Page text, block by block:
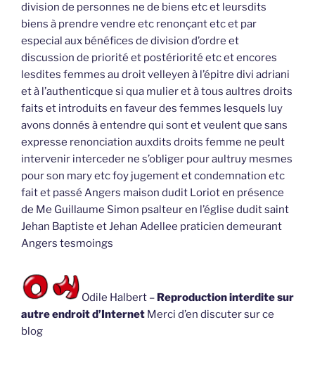
division de personnes ne de biens etc et leursdits
biens à prendre vendre etc renonçant etc et par
especial aux bénéfices de division d’ordre et
discussion de priorité et postériorité etc et encores
lesdites femmes au droit velleyen à l’épitre divi adriani
et à l’authenticque si qua mulier et à tous aultres droits
faits et introduits en faveur des femmes lesquels luy
avons donnés à entendre qui sont et veulent que sans
expresse renonciation auxdits droits femme ne peult
intervenir interceder ne s’obliger pour aultruy mesmes
pour son mary etc foy jugement et condemnation etc
fait et passé Angers maison dudit Loriot en présence
de Me Guillaume Simon psalteur en l’église dudit saint
Jehan Baptiste et Jehan Adellee praticien demeurant
Angers tesmoings
Odile Halbert – Reproduction interdite sur
autre endroit d’Internet Merci d’en discuter sur ce
blog